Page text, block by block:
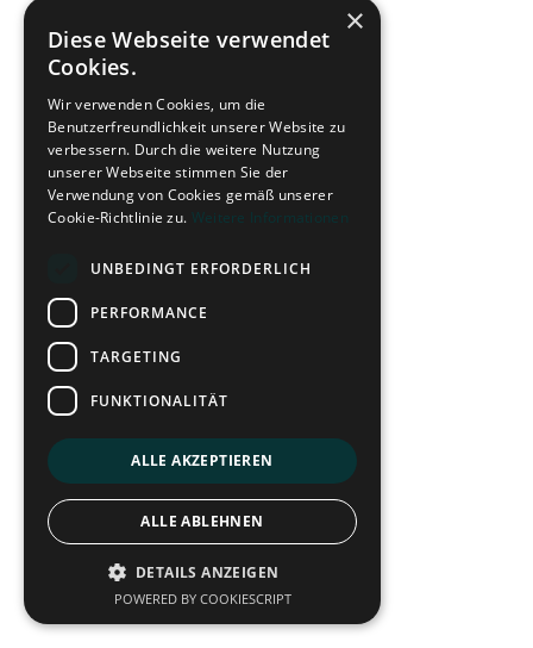
×
Diese Webseite verwendet
Cookies.
Wir verwenden Cookies, um die
Benutzerfreundlichkeit unserer Website zu
verbessern. Durch die weitere Nutzung
unserer Webseite stimmen Sie der
Verwendung von Cookies gemäß unserer
Cookie-Richtlinie zu. Weitere Informationen
UNBEDINGT ERFORDERLICH
PERFORMANCE
TARGETING
FUNKTIONALITÄT
ALLE AKZEPTIEREN
ALLE ABLEHNEN
DETAILS ANZEIGEN
POWERED BY COOKIESCRIPT